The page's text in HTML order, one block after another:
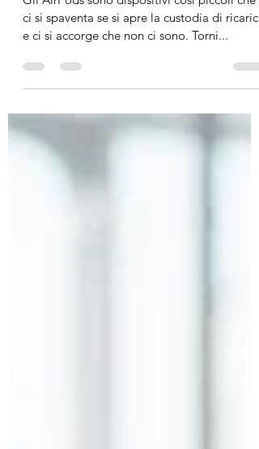
TheAirBudsPro
Gli AirPods sono dispositivi così piccoli che
e ci si accorge che non ci sono. Torni...